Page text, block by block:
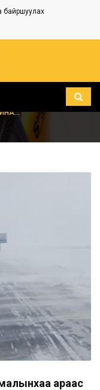
байршуулах
араас